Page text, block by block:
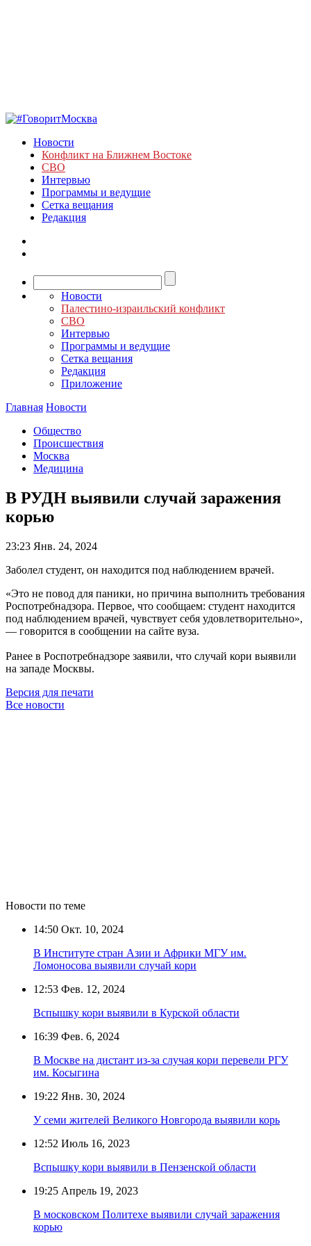
Новости
Конфликт на Ближнем Востоке
СВО
Интервью
Программы и ведущие
Сетка вещания
Редакция
Новости
Палестино-израильский конфликт
СВО
Интервью
Программы и ведущие
Сетка вещания
Редакция
Приложение
Главная Новости
Общество
Происшествия
Москва
Медицина
В РУДН выявили случай заражения
корью
23:23 Янв. 24, 2024
Заболел студент, он находится под наблюдением врачей.
«Это не повод для паники, но причина выполнить требования
Роспотребнадзора. Первое, что сообщаем: студент находится
под наблюдением врачей, чувствует себя удовлетворительно»,
— говорится в сообщении на сайте вуза.
Ранее в Роспотребнадзоре заявили, что случай кори выявили
на западе Москвы.
Версия для печати
Все новости
Новости по теме
14:50 Окт. 10, 2024
В Институте стран Азии и Африки МГУ им.
Ломоносова выявили случай кори
12:53 Фев. 12, 2024
Вспышку кори выявили в Курской области
16:39 Фев. 6, 2024
В Москве на дистант из-за случая кори перевели РГУ
им. Косыгина
19:22 Янв. 30, 2024
У семи жителей Великого Новгорода выявили корь
12:52 Июль 16, 2023
Вспышку кори выявили в Пензенской области
19:25 Апрель 19, 2023
В московском Политехе выявили случай заражения
корью